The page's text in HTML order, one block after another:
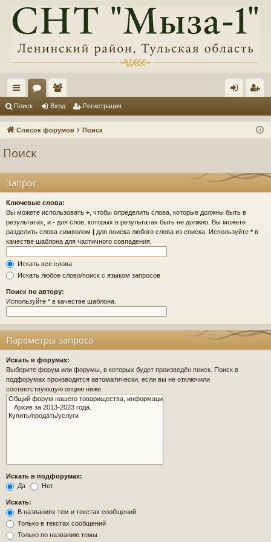
с
ы ум
ол
ьз д ис
ия
Поиск Вход Регистрация
Список форумов Поиск
Поиск
Запрос
Ключевые слова:
Вы можете использовать + , чтобы определить слова, которые должны быть в
результатах, и - для слов, которых в результатах быть не должно. Вы можете
разделить слова символом | для поиска любого слова из списка. Используйте *в
качестве шаблона для частичного совпадения.
Искать все слова
Искать любое слово/поиск с языком запросов
Поиск по автору:
Используйте * в качестве шаблона.
Параметры запроса
Искать в форумах:
Выберите форум или форумы, в которых будет произведён поиск. Поиск в
подфорумах производится автоматически, если вы не отключили
соответствующую опцию ниже.
Искать в подфорумах:
Да
Нет
Искать:
В названиях тем и текстах сообщений
Только в текстах сообщений
Только по названию темы